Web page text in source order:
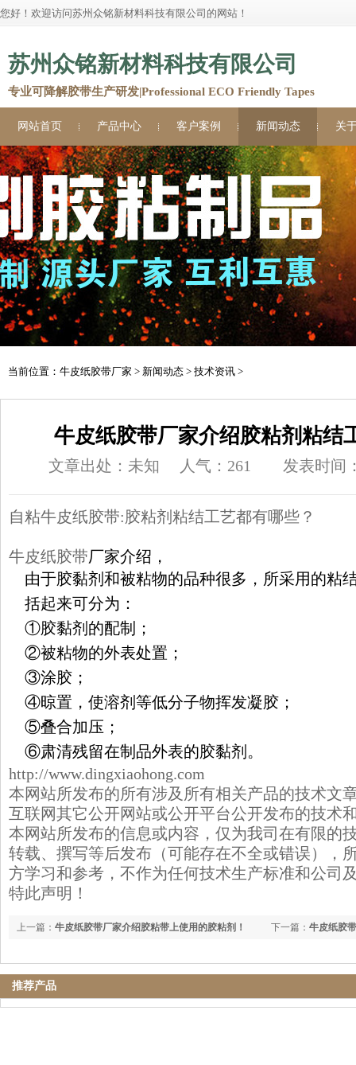
您好！欢迎访问苏州众铭新材料科技有限公司的网站！
苏州众铭新材料科技有限公司
专业可降解胶带生产研发|Professional ECO Friendly Tapes
网站首页 产品中心 客户案例 新闻动态 关
当前位置： 牛皮纸胶带厂家 > 新闻动态 > 技术资讯 >
牛皮纸胶带厂家介绍胶粘剂粘结
文章出处：未知 人气： 261 发表时间
自粘牛皮纸胶带:胶粘剂粘结工艺都有哪些？
牛皮纸胶带厂家介绍，
由于胶黏剂和被粘物的品种很多，所采用的粘
括起来可分为：
①胶黏剂的配制；
②被粘物的外表处置；
③涂胶；
④晾置，使溶剂等低分子物挥发凝胶；
⑤叠合加压；
⑥肃清残留在制品外表的胶黏剂。
http://www.dingxiaohong.com
本网站所发布的所有涉及所有相关产品的技术文
互联网其它公开网站或公开平台公开发布的技术
本网站所发布的信息或内容，仅为我司在有限的
转载、撰写等后发布（可能存在不全或错误），
方学习和参考，不作为任何技术生产标准和公司
特此声明！
下一篇： 牛皮纸胶
上一篇： 牛皮纸胶带厂家介绍胶粘带上使用的胶粘剂！
推荐产品